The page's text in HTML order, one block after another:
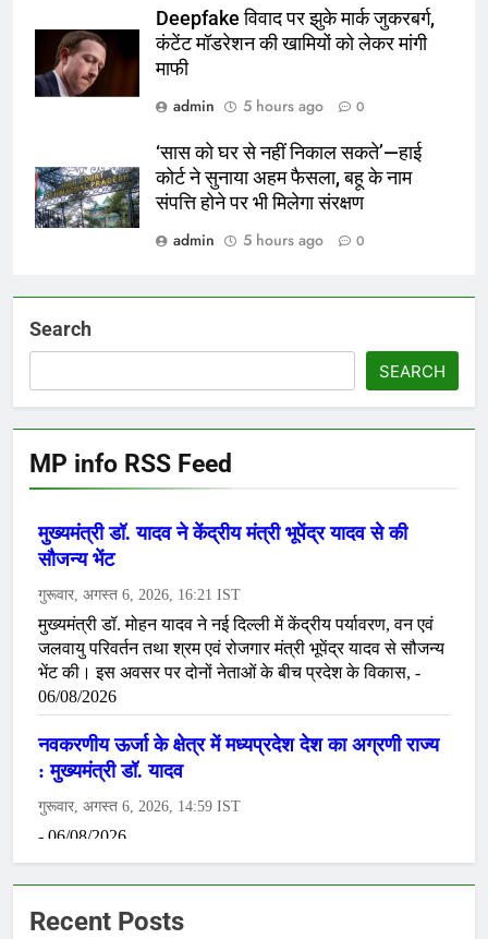
Deepfake विवाद पर झुके मार्क जुकरबर्ग,
कंटेंट मॉडरेशन की खामियों को लेकर मांगी
माफी
admin
5 hours ago 0
‘सास को घर से नहीं निकाल सकते’—हाई
कोर्ट ने सुनाया अहम फैसला, बहू के नाम
संपत्ति होने पर भी मिलेगा संरक्षण
admin
5 hours ago 0
Search
SEARCH
MP info RSS Feed
Recent Posts